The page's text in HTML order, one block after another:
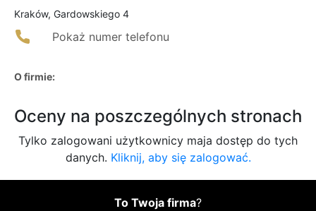
Kraków, Gardowskiego 4
Pokaż numer telefonu
O firmie:
Oceny na poszczególnych stronach
Tylko zalogowani użytkownicy maja dostęp do tych
danych. Kliknij, aby się zalogować.
To Twoja firma?